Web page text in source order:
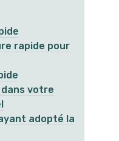
rapide pour
votre
adopté la